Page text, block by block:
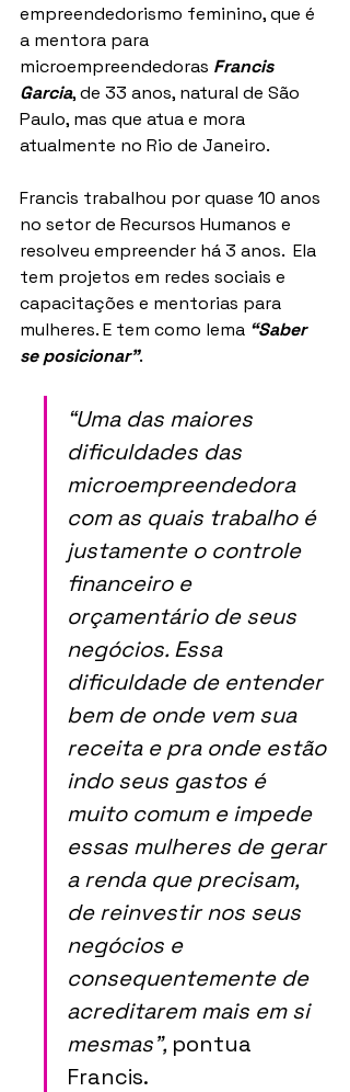
empreendedorismo feminino, que é
a mentora para
microempreendedoras Francis
Garcia, de 33 anos, natural de São
Paulo, mas que atua e mora
atualmente no Rio de Janeiro.
Francis trabalhou por quase 10 anos
no setor de Recursos Humanos e
resolveu empreender há 3 anos.  Ela
tem projetos em redes sociais e
capacitações e mentorias para
mulheres. E tem como lema “Saber
se posicionar”.
“Uma das maiores
dificuldades das
microempreendedora
com as quais trabalho é
justamente o controle
financeiro e
orçamentário de seus
negócios. Essa
dificuldade de entender
bem de onde vem sua
receita e pra onde estão
indo seus gastos é
muito comum e impede
essas mulheres de gerar
a renda que precisam,
de reinvestir nos seus
negócios e
consequentemente de
acreditarem mais em si
mesmas”, pontua
Francis.